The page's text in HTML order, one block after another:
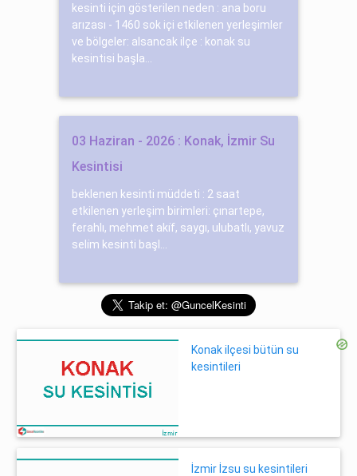
kesinti için gösterilen neden : ana boru
arızası - 1460 sok içi etkilenen yerleşimler
ve bölgeler: alsancak ilçe : konak su
kesintisi başla...
03 Haziran - 2026 : Konak, İzmir Su
Kesintisi
beklenen kesinti müddeti : 2 saat
etkilenen yerleşim birimleri: çınartepe,
ferahlı, mehmet aki̇f, saygı, ulubatlı, yavuz
seli̇m kesinti başl...
Konak ilçesi bütün su
kesintileri
İzmir İzsu su kesintileri